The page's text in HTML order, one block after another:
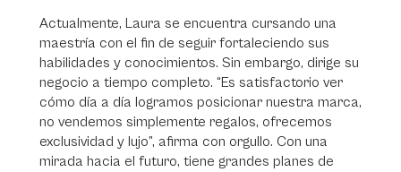
Actualmente, Laura se encuentra cursando una
maestría con el fin de seguir fortaleciendo sus
habilidades y conocimientos. Sin embargo, dirige su
negocio a tiempo completo. “Es satisfactorio ver
cómo día a día logramos posicionar nuestra marca,
no vendemos simplemente regalos, ofrecemos
exclusividad y lujo”, afirma con orgullo. Con una
mirada hacia el futuro, tiene grandes planes de